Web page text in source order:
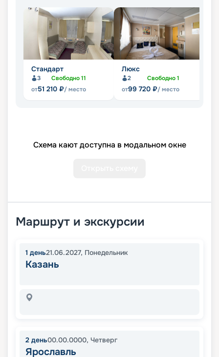
Стандарт
3 Свободно11
от51 210 ₽/ место
Люкс
2 Свободно1
от99 720 ₽/ место
Схема кают доступна в модальном окне
Маршрут и экскурсии
1 день21.06.2027, Понедельник
Казань
2 день00.00.0000, Четверг
Ярославль